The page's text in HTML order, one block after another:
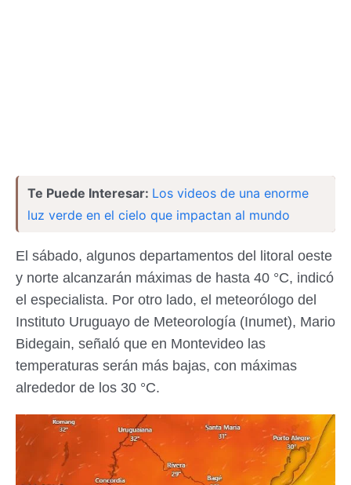
Te Puede Interesar: Los videos de una enorme
luz verde en el cielo que impactan al mundo
El sábado, algunos departamentos del litoral oeste
y norte alcanzarán máximas de hasta 40 °C, indicó
el especialista. Por otro lado, el meteorólogo del
Instituto Uruguayo de Meteorología (Inumet), Mario
Bidegain, señaló que en Montevideo las
temperaturas serán más bajas, con máximas
alrededor de los 30 °C.